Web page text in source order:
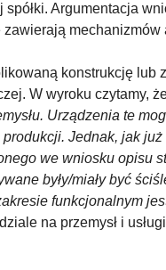
Argumentacja
mechanizmów
konstrukcję
W wyroku czytamy,
Urządzenia te
Jednak, jak
we wniosku opisu
były/miały być
funkcjonalnym
na przemysł i